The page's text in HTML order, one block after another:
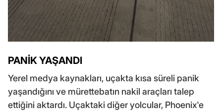
PANİK YAŞANDI
Yerel medya kaynakları, uçakta kısa süreli panik
yaşandığını ve mürettebatın nakil araçları talep
ettiğini aktardı. Uçaktaki diğer yolcular, Phoenix'e